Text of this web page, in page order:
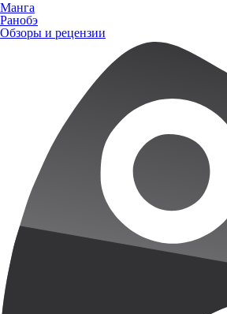
Манга
Ранобэ
Обзоры и рецензии